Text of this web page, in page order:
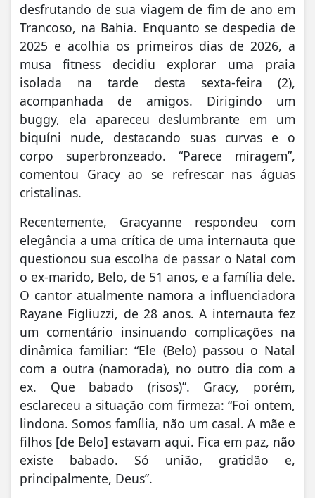
desfrutando de sua viagem de fim de ano em
Trancoso, na Bahia. Enquanto se despedia de
2025 e acolhia os primeiros dias de 2026, a
musa fitness decidiu explorar uma praia
isolada na tarde desta sexta-feira (2),
acompanhada de amigos. Dirigindo um
buggy, ela apareceu deslumbrante em um
biquíni nude, destacando suas curvas e o
corpo superbronzeado. “Parece miragem”,
comentou Gracy ao se refrescar nas águas
cristalinas.
Recentemente, Gracyanne respondeu com
elegância a uma crítica de uma internauta que
questionou sua escolha de passar o Natal com
o ex-marido, Belo, de 51 anos, e a família dele.
O cantor atualmente namora a influenciadora
Rayane Figliuzzi, de 28 anos. A internauta fez
um comentário insinuando complicações na
dinâmica familiar: “Ele (Belo) passou o Natal
com a outra (namorada), no outro dia com a
ex. Que babado (risos)”. Gracy, porém,
esclareceu a situação com firmeza: “Foi ontem,
lindona. Somos família, não um casal. A mãe e
filhos [de Belo] estavam aqui. Fica em paz, não
existe babado. Só união, gratidão e,
principalmente, Deus”.